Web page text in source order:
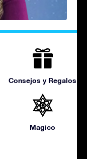
Consejos y Regalos
Magico